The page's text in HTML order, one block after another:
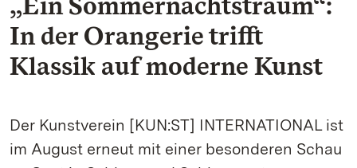
In der Orangerie trifft
Klassik auf moderne Kunst
Der Kunstverein [KUN:ST] INTERNATIONAL ist
im August erneut mit einer besonderen Schau